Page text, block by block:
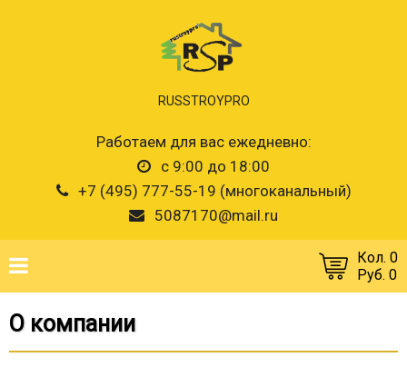
RUSSTROYPRO
Работаем для вас ежедневно:
с 9:00 до 18:00
+7 (495) 777-55-19 (многоканальный)
5087170@mail.ru
Кол. 0
Руб. 0
О компании